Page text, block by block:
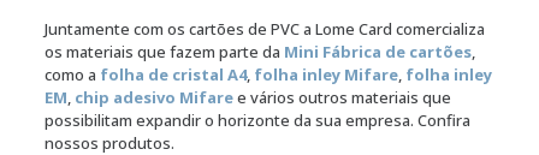
Juntamente com os cartões de PVC a Lome Card comercializa
os materiais que fazem parte da Mini Fábrica de cartões,
como a folha de cristal A4,folha inley Mifare, folha inley
EM, chip adesivo Mifaree vários outros materiais que
possibilitam expandir o horizonte da sua empresa. Confira
nossos produtos.